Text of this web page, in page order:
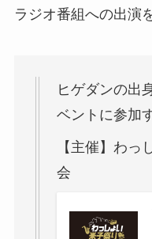
ラジオ番組への出演
ヒゲダンの出
ベントに参加
【主催】わっ
会